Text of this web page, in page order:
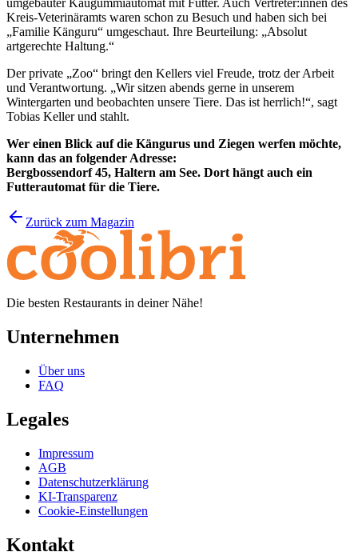
umgebauter Kaugummiautomat mit Futter. Auch Vertreter:innen des
Kreis-Veterinäramts waren schon zu Besuch und haben sich bei
„Familie Känguru“ umgeschaut. Ihre Beurteilung: „Absolut
artgerechte Haltung.“
Der private „Zoo“ bringt den Kellers viel Freude, trotz der Arbeit
und Verantwortung. „Wir sitzen abends gerne in unserem
Wintergarten und beobachten unsere Tiere. Das ist herrlich!“, sagt
Tobias Keller und stahlt.
Wer einen Blick auf die Kängurus und Ziegen werfen möchte,
kann das an folgender Adresse:
Bergbossendorf 45, Haltern am See. Dort hängt auch ein
Futterautomat für die Tiere.
Zurück zum Magazin
Die besten Restaurants in deiner Nähe!
Unternehmen
Über uns
FAQ
Legales
Impressum
AGB
Datenschutzerklärung
KI-Transparenz
Cookie-Einstellungen
Kontakt